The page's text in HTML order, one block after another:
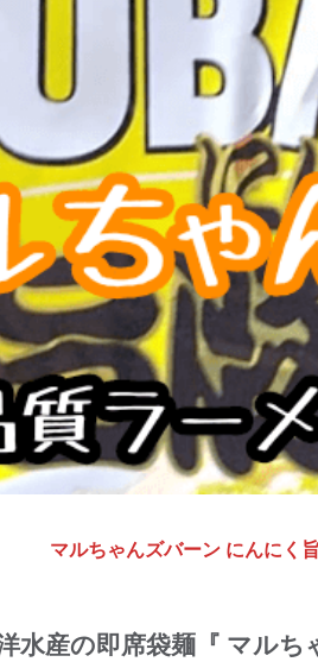
マルちゃんズバーン にんにく
水産の即席袋麺『 マル